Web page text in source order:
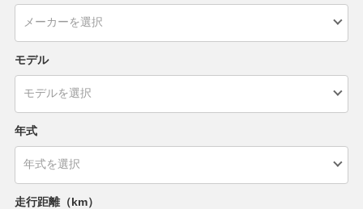
モデル
年式
走行距離（km）